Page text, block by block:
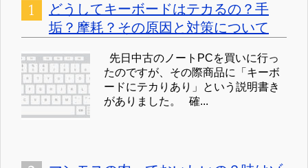
どうしてキーボードはテカるの？手
垢？摩耗？その原因と対策について
先日中古のノートPCを買いに行っ
たのですが、その際商品に「キーボ
ードにテカりあり」という説明書き
がありました。 確...